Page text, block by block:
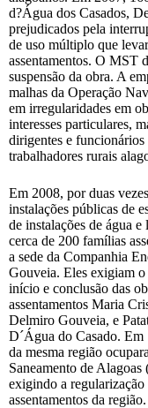
d?Água dos Casados,
prejudicados pela
de uso múltiplo que
assentamentos. O MST
suspensão da obra. A
malhas da Operação
em irregularidades em
interesses particulares,
dirigentes e
trabalhadores rurais
Em 2008, por duas
instalações públicas de
de instalações de água
cerca de 200 famílias
a sede da Companhia
Gouveia. Eles exigiam
início e conclusão das
assentamentos Maria
Delmiro Gouveia, e
D´Água do Casado. Em
da mesma região
Saneamento de
exigindo a regularização
assentamentos da região.